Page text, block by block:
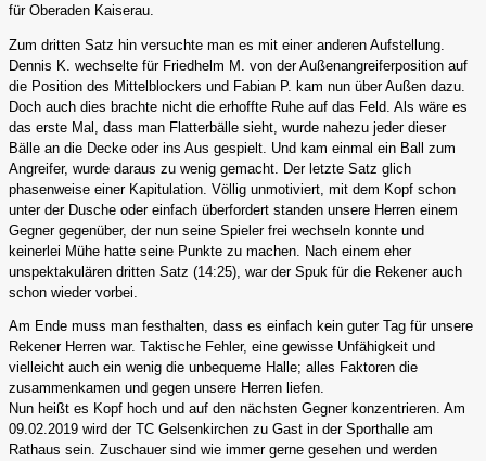
für Oberaden Kaiserau.
Zum dritten Satz hin versuchte man es mit einer anderen Aufstellung.
Dennis K. wechselte für Friedhelm M. von der Außenangreiferposition auf
die Position des Mittelblockers und Fabian P. kam nun über Außen dazu.
Doch auch dies brachte nicht die erhoffte Ruhe auf das Feld. Als wäre es
das erste Mal, dass man Flatterbälle sieht, wurde nahezu jeder dieser
Bälle an die Decke oder ins Aus gespielt. Und kam einmal ein Ball zum
Angreifer, wurde daraus zu wenig gemacht. Der letzte Satz glich
phasenweise einer Kapitulation. Völlig unmotiviert, mit dem Kopf schon
unter der Dusche oder einfach überfordert standen unsere Herren einem
Gegner gegenüber, der nun seine Spieler frei wechseln konnte und
keinerlei Mühe hatte seine Punkte zu machen. Nach einem eher
unspektakulären dritten Satz (14:25), war der Spuk für die Rekener auch
schon wieder vorbei.
Am Ende muss man festhalten, dass es einfach kein guter Tag für unsere
Rekener Herren war. Taktische Fehler, eine gewisse Unfähigkeit und
vielleicht auch ein wenig die unbequeme Halle; alles Faktoren die
zusammenkamen und gegen unsere Herren liefen.
Nun heißt es Kopf hoch und auf den nächsten Gegner konzentrieren. Am
09.02.2019 wird der TC Gelsenkirchen zu Gast in der Sporthalle am
Rathaus sein. Zuschauer sind wie immer gerne gesehen und werden